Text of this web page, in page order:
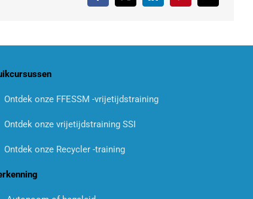
Ontdek onze FFESSM -vrijetijdstraining
Ontdek onze vrijetijdstraining SSI
Ontdek onze Recycler -training